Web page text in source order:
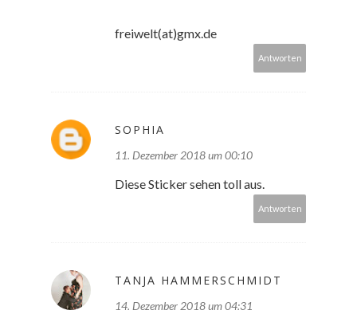
freiwelt(at)gmx.de
Antworten
SOPHIA
11. Dezember 2018 um 00:10
Diese Sticker sehen toll aus.
Antworten
TANJA HAMMERSCHMIDT
14. Dezember 2018 um 04:31